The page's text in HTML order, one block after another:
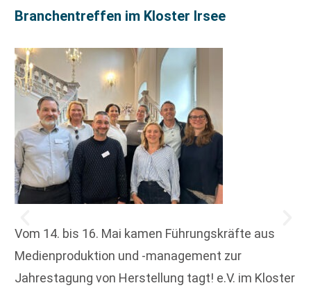
Branchentreffen im Kloster Irsee
Vom 14. bis 16. Mai kamen Führungskräfte aus
Medienproduktion und -management zur
Jahrestagung von Herstellung tagt! e.V. im Kloster